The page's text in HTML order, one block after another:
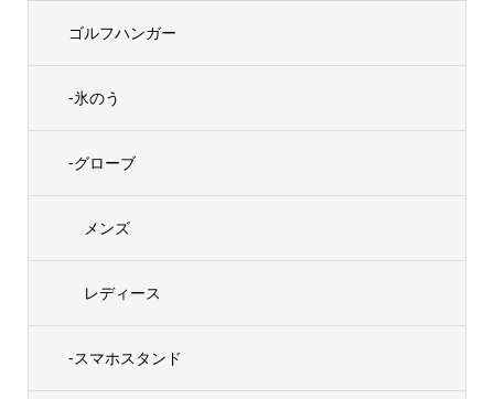
ゴルフハンガー
-氷のう
-グローブ
メンズ
レディース
-スマホスタンド